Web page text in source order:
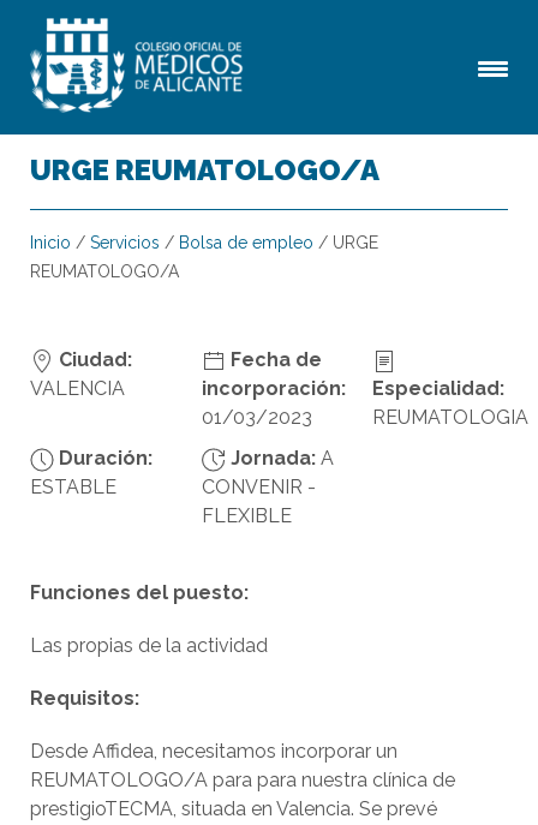
URGE REUMATOLOGO/A
Inicio / Servicios / Bolsa de empleo / URGE
REUMATOLOGO/A
Ciudad:
VALENCIA
Fecha de
incorporación:
01/03/2023
Especialidad:
REUMATOLOGIA
Duración:
ESTABLE
Jornada: A
CONVENIR -
FLEXIBLE
Funciones del puesto:
Las propias de la actividad
Requisitos:
Desde Affidea, necesitamos incorporar un
REUMATOLOGO/A para para nuestra clínica de
prestigioTECMA, situada en Valencia. Se prevé